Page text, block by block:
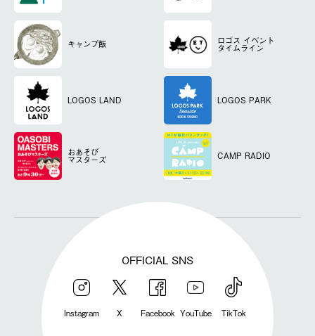
キャンプ飯 ロゴス イベント
タイムライン
LOGOS LAND LOGOS PARK
おあそび
マスターズ CAMP RADIO
OFFICIAL SNS
Instagram X Facebook YouTube TikTok